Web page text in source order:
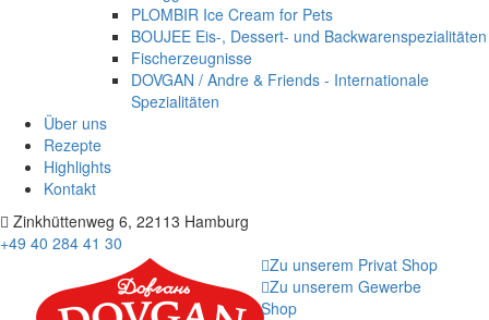
PLOMBIR Ice Cream for Pets
BOUJEE Eis-, Dessert- und Backwarenspezialitäten
Fischerzeugnisse
DOVGAN / Andre & Friends - Internationale
Spezialitäten
Über uns
Rezepte
Highlights
Kontakt
Zinkhüttenweg 6, 22113 Hamburg
+49 40 284 41 30
Zu unserem Privat Shop
Zu unserem Gewerbe
Shop